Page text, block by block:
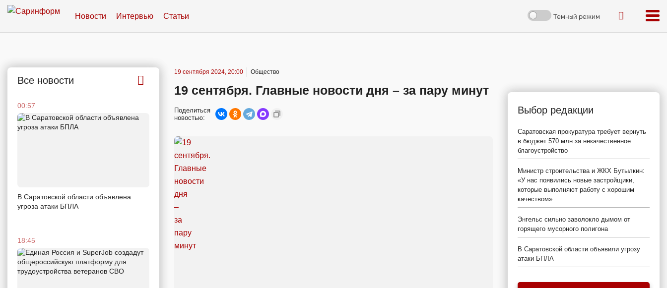
Новости Интервью Статьи Темный режим
Все новости
00:57
В Саратовской области объявлена
угроза атаки БПЛА
18:45
19 сентября 2024, 20:00 Общество
19 сентября. Главные новости дня – за пару минут
Поделиться
новостью:
Выбор редакции
Саратовская прокуратура требует вернуть
в бюджет 570 млн за некачественное
благоустройство
Министр строительства и ЖКХ Бутылкин:
«У нас появились новые застройщики,
которые выполняют работу с хорошим
качеством»
Энгельс сильно заволокло дымом от
горящего мусорного полигона
В Саратовской области объявили угрозу
атаки БПЛА